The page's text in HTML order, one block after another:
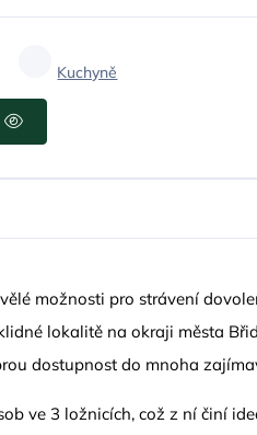
Kuchyně
možnosti pro strávení
lokalitě na okraji města
dostupnost do mnoha
ve 3 ložnicích, což z ní činí